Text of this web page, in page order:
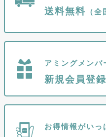
送料無料 （
アミングメンバ
新規会員登
お得情報がいっ